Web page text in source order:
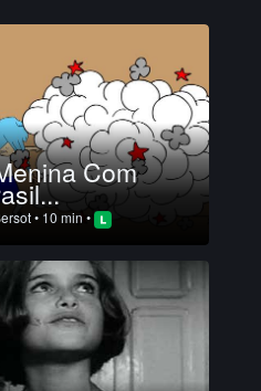
Com
• 10 min •